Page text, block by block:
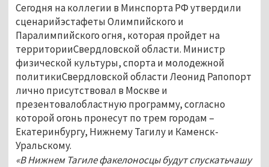
Сегодня на коллегии в Минспорта РФ утвердили
сценарийэстафеты Олимпийского и
Паралимпийского огня, которая пройдет на
территорииСвердловской области. Министр
физической культуры, спорта и молодежной
политикиСвердловской области Леонид Рапопорт
лично присутствовал в Москве и
презентовалобластную программу, согласно
которой огонь пронесут по трем городам –
Екатеринбургу, Нижнему Тагилу и Каменск-
Уральскому.
«В Нижнем Тагиле факелоносцы будут спускатьчашу